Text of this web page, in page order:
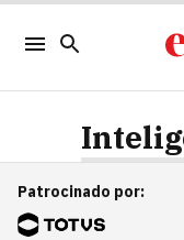
Patrocinado por: